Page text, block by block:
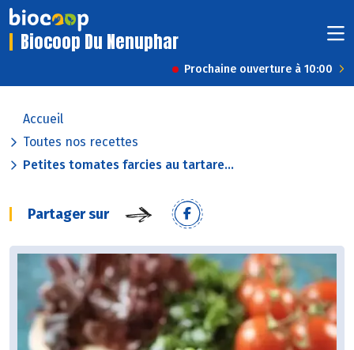
Biocoop Du Nenuphar
Prochaine ouverture à 10:00
Accueil
Toutes nos recettes
Petites tomates farcies au tartare...
Partager sur